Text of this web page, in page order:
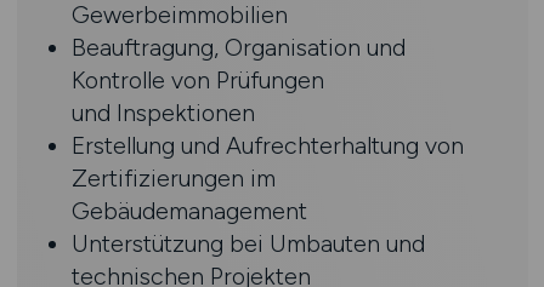
Gewerbeimmobilien
Beauftragung, Organisation und
Kontrolle von Prüfungen
und Inspektionen
Erstellung und Aufrechterhaltung von
Zertifizierungen im
Gebäudemanagement
Unterstützung bei Umbauten und
technischen Projekten